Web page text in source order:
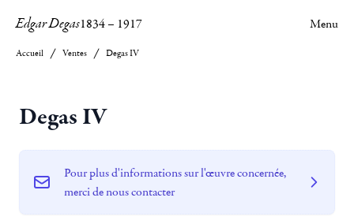
Edgar Degas1834– 1917 Menu
Accueil Ventes Degas IV
Degas IV
Pour plus d'informations sur l'œuvre concernée,
merci de nous contacter